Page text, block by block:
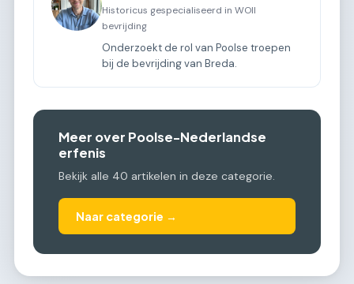
Historicus gespecialiseerd in WOII
bevrijding
Onderzoekt de rol van Poolse troepen
bij de bevrijding van Breda.
Meer over Poolse-Nederlandse
erfenis
Bekijk alle 40 artikelen in deze categorie.
Naar categorie →